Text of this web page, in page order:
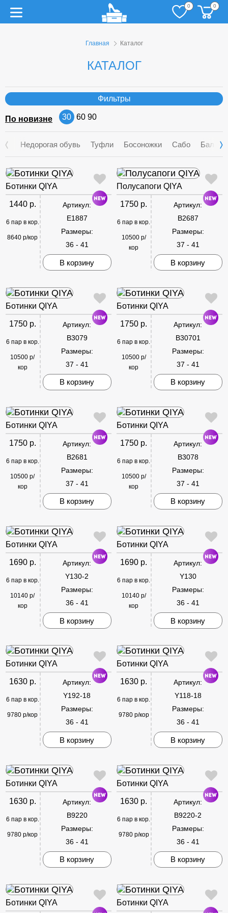
0 0
Главная Каталог
КАТАЛОГ
Фильтры
По новизне 30 60 90
Недорогая обувь Туфли Босоножки Сабо
Ботинки QIYA
1440 р.
6 пар в кор.
8640 р/кор
Артикул:
E1887
Размеры:
36 - 41
В корзину
Полусапоги QIYA
1750 р.
6 пар в кор.
10500 р/
кор
Артикул:
B2687
Размеры:
37 - 41
В корзину
Ботинки QIYA
1750 р.
6 пар в кор.
10500 р/
кор
Артикул:
B3079
Размеры:
37 - 41
В корзину
Ботинки QIYA
1750 р.
6 пар в кор.
10500 р/
кор
Артикул:
B30701
Размеры:
37 - 41
В корзину
Ботинки QIYA
1750 р.
6 пар в кор.
10500 р/
кор
Артикул:
B2681
Размеры:
37 - 41
В корзину
Ботинки QIYA
1750 р.
6 пар в кор.
10500 р/
кор
Артикул:
B3078
Размеры:
37 - 41
В корзину
Ботинки QIYA
1690 р.
6 пар в кор.
10140 р/
кор
Артикул:
Y130-2
Размеры:
36 - 41
В корзину
Ботинки QIYA
1690 р.
6 пар в кор.
10140 р/
кор
Артикул:
Y130
Размеры:
36 - 41
В корзину
Ботинки QIYA
1630 р.
6 пар в кор.
9780 р/кор
Артикул:
Y192-18
Размеры:
36 - 41
В корзину
Ботинки QIYA
1630 р.
6 пар в кор.
9780 р/кор
Артикул:
Y118-18
Размеры:
36 - 41
В корзину
Ботинки QIYA
1630 р.
6 пар в кор.
9780 р/кор
Артикул:
B9220
Размеры:
36 - 41
В корзину
Ботинки QIYA
1630 р.
6 пар в кор.
9780 р/кор
Артикул:
B9220-2
Размеры:
36 - 41
В корзину
Ботинки QIYA Ботинки QIYA